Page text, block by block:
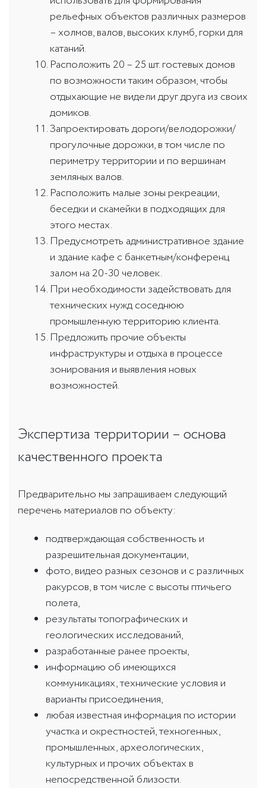
рельефных объектов различных размеров
– холмов, валов, высоких клумб, горки для
катаний.
Расположить 20 – 25 шт. гостевых домов
по возможности таким образом, чтобы
отдыхающие не видели друг друга из своих
домиков.
Запроектировать дороги/велодорожки/
прогулочные дорожки, в том числе по
периметру территории и по вершинам
земляных валов.
Расположить малые зоны рекреации,
беседки и скамейки в подходящих для
этого местах.
Предусмотреть административное здание
и здание кафе с банкетным/конференц
залом на 20-30 человек.
При необходимости задействовать для
технических нужд соседнюю
промышленную территорию клиента.
Предложить прочие объекты
инфраструктуры и отдыха в процессе
зонирования и выявления новых
возможностей.
Экспертиза территории – основа
качественного проекта
Предварительно мы запрашиваем следующий
перечень материалов по объекту:
подтверждающая собственность и
разрешительная документации,
фото, видео разных сезонов и с различных
ракурсов, в том числе с высоты птичьего
полета,
результаты топографических и
геологических исследований,
разработанные ранее проекты,
информацию об имеющихся
коммуникациях, технические условия и
варианты присоединения,
любая известная информация по истории
участка и окрестностей, техногенных,
промышленных, археологических,
культурных и прочих объектах в
непосредственной близости.